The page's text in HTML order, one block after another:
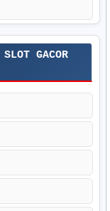
GACOR